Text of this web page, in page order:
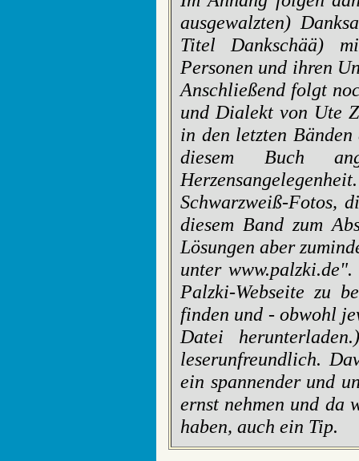
ausgewalzten)
Titel Dankschää)
Personen und ihren
Anschließend folgt
und Dialekt von Ute
in den letzten
diesem Buch
Schwarzweiß-Fotos,
diesem Band zum
Lösungen aber
unter
Palzki-Webseite zu
finden und - obwohl
Datei
leserunfreundlich.
ein spannender und
ernst nehmen und da
haben, auch ein Tip.